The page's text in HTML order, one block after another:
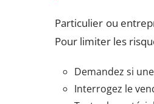
Particulier ou
Pour limiter les
Demandez si
Interrogez le